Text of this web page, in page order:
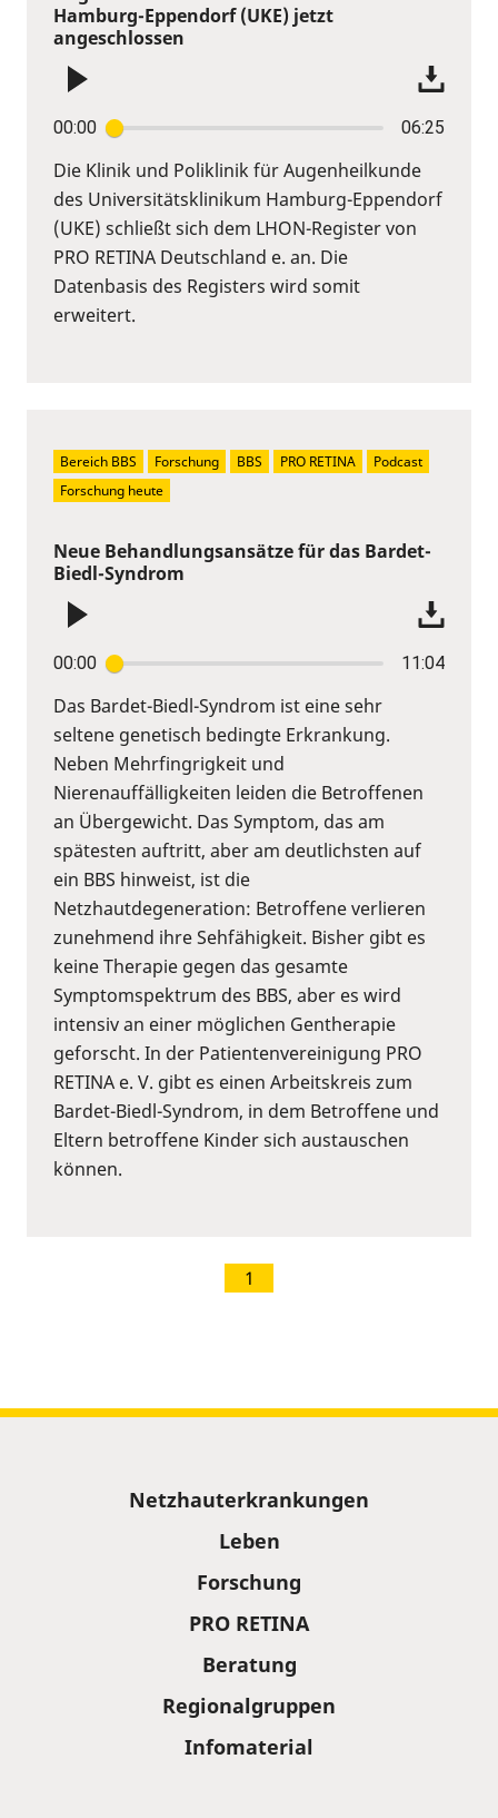
Hamburg-Eppendorf (UKE) jetzt
angeschlossen
00:00 06:25
Die Klinik und Poliklinik für Augenheilkunde
des Universitätsklinikum Hamburg-Eppendorf
(UKE) schließt sich dem LHON-Register von
PRO RETINA Deutschland e. an. Die
Datenbasis des Registers wird somit
erweitert.
Neue Behandlungsansätze für das Bardet-
Biedl-Syndrom
00:00 11:04
Das Bardet-Biedl-Syndrom ist eine sehr
seltene genetisch bedingte Erkrankung.
Neben Mehrfingrigkeit und
Nierenauffälligkeiten leiden die Betroffenen
an Übergewicht. Das Symptom, das am
spätesten auftritt, aber am deutlichsten auf
ein BBS hinweist, ist die
Netzhautdegeneration: Betroffene verlieren
zunehmend ihre Sehfähigkeit. Bisher gibt es
keine Therapie gegen das gesamte
Symptomspektrum des BBS, aber es wird
intensiv an einer möglichen Gentherapie
geforscht. In der Patientenvereinigung PRO
RETINA e. V. gibt es einen Arbeitskreis zum
Bardet-Biedl-Syndrom, in dem Betroffene und
Eltern betroffene Kinder sich austauschen
können.
Bereich BBS Forschung BBS PRO RETINA
Podcast
Forschung heute
1
Netzhauterkrankungen
Leben
Forschung
PRO RETINA
Beratung
Regionalgruppen
Infomaterial